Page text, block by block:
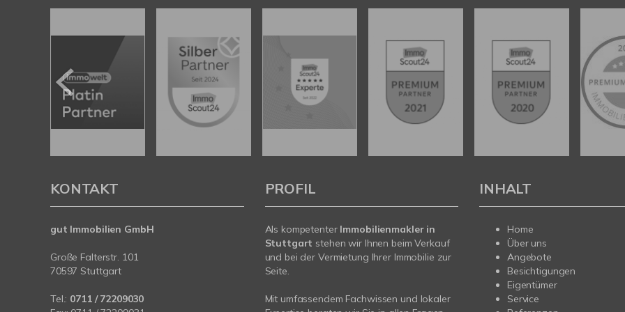
KONTAKT
gut Immobilien GmbH
Große Falterstr. 101
70597 Stuttgart
Tel.: 0711 / 72209030
PROFIL
Als kompetenter Immobilienmakler in
Stuttgart stehen wir Ihnen beim Verkauf
und bei der Vermietung Ihrer Immobilie zur
Seite.
Mit umfassendem Fachwissen und lokaler
INHALT
Home
Über uns
Angebote
Besichtigungen
Eigentümer
Service